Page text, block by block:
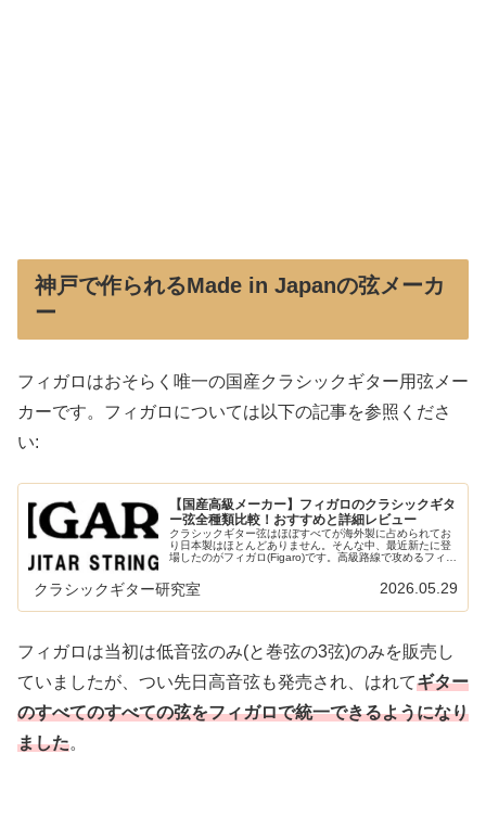
神戸で作られるMade in Japanの弦メーカ
ー
フィガロはおそらく唯一の国産クラシックギター用弦メー
カーです。フィガロについては以下の記事を参照くださ
い:
【国産高級メーカー】フィガロのクラシックギタ
ー弦全種類比較！おすすめと詳細レビュー
クラシックギター弦はほぼすべてが海外製に占められてお
り日本製はほとんどありません。そんな中、最近新たに登
場したのがフィガロ(Figaro)です。高級路線で攻めるフィガ
フィガロについて紹介し...
クラシックギター研究室 2026.05.29
フィガロは当初は低音弦のみ(と巻弦の3弦)のみを販売し
ていましたが、つい先日高音弦も発売され、はれてギター
のすべてのすべての弦をフィガロで統一できるようになり
ました。